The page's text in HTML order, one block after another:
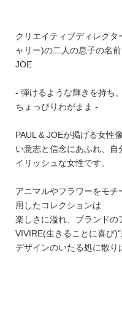
クリエイティブディレク
ャリー)の二人の息子の名
JOE
- 弾けるような輝きを持ち
ちょっぴりわがまま -
PAUL & JOEが掲げる女性
い意志と信念にあふれ、
イリッシュな女性です。
アニマルやフラワーをモ
用したコレクションは
楽しさに溢れ、ブランド
VIVIRE(生きることに喜び)"
デザインのいたる処に散り